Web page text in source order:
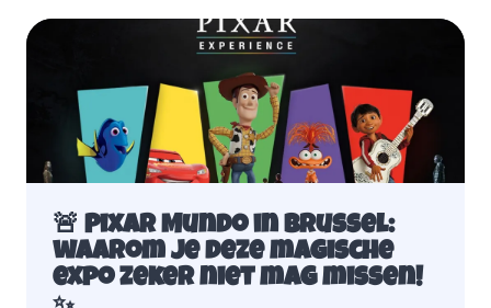
🚨 Pixar Mundo in Brussel:
waarom je deze magische
expo zeker niet mag missen!